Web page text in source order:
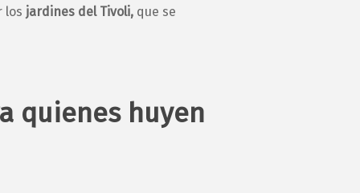
los jardines del Tivoli, que se
quienes huyen